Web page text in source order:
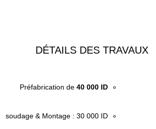
DÉTAILS DES TRAVAUX
Préfabrication de 40 000 ID
soudage & Montage : 30 000 ID